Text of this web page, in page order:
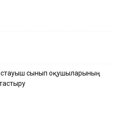
сынып оқушыларының